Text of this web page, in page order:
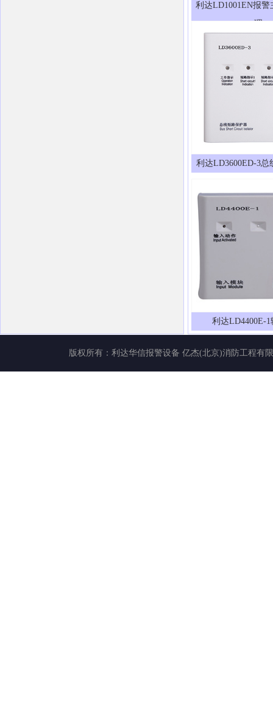
利达LD1001EN报警
理
利达LD3600ED-3总
利达LD4400E-
版权所有： 利达华信报警设备 亿杰(北京)消防工程有